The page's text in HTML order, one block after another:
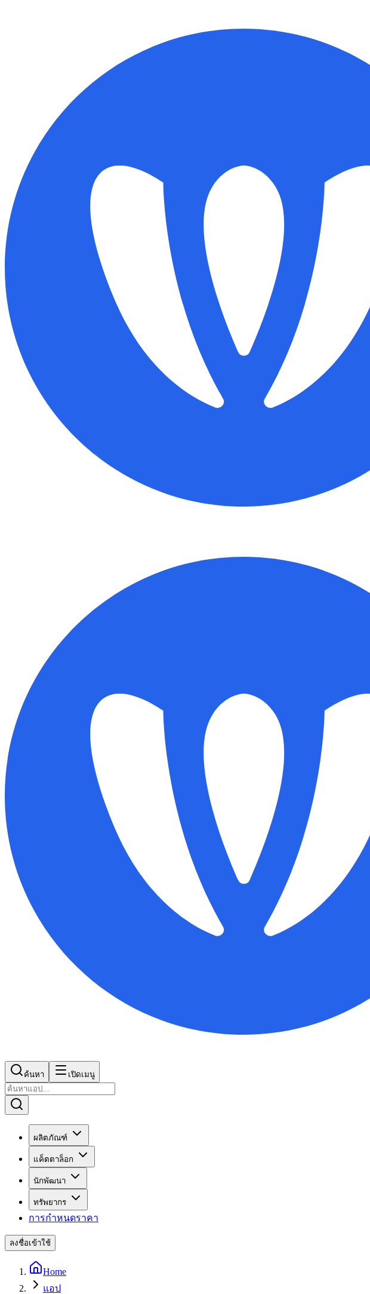
ค้นหา เปิดเมนู
ผลิตภัณฑ์
แค็ตตาล็อก
นักพัฒนา
ทรัพยากร
การกำหนดราคา
ลงชื่อเข้าใช้
Home
แอป